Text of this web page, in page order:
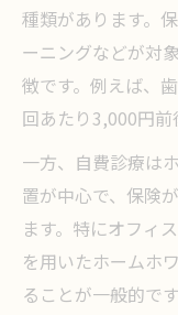
種類があります。
ーニングなどが対
徴です。例えば、
回あたり3,000円前
一方、自費診療は
置が中心で、保険
ます。特にオフィ
を用いたホームホ
ることが一般的で